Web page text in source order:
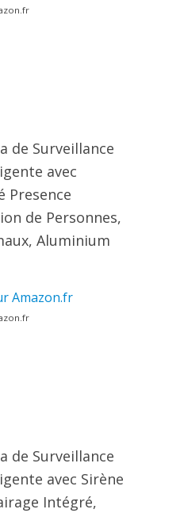
de Surveillance
avec
Presence
de Personnes,
Aluminium
Amazon.fr
de Surveillance
avec Sirène
Intégré,